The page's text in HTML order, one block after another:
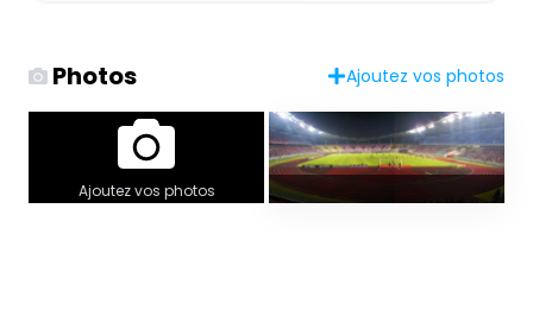
Photos Ajoutez vos photos
Ajoutez vos photos